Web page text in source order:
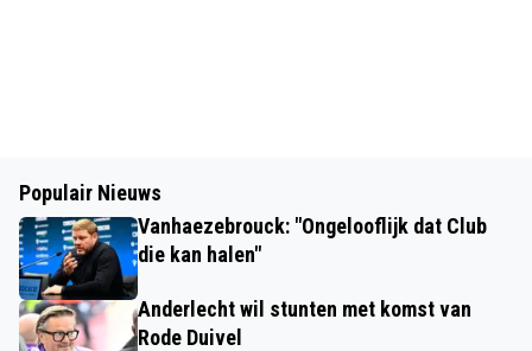
Populair Nieuws
Vanhaezebrouck: "Ongelooflijk dat Club
die kan halen"
Anderlecht wil stunten met komst van
Rode Duivel